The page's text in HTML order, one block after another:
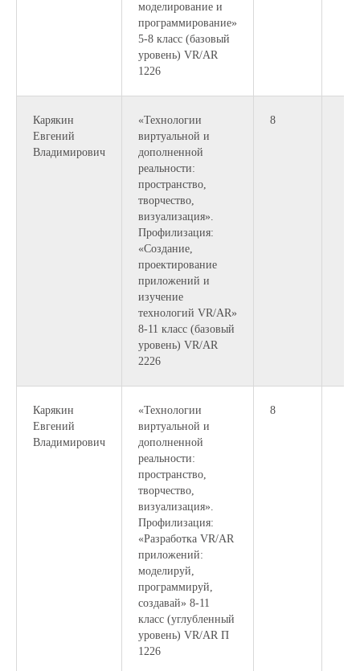
моделирование и
программирование»
5-8 класс (базовый
уровень) VR/AR
1226
Карякин
Евгений
Владимирович
«Технологии
виртуальной и
дополненной
реальности:
пространство,
творчество,
визуализация».
Профилизация:
«Создание,
проектирование
приложений и
изучение
технологий VR/AR»
8-11 класс (базовый
уровень) VR/AR
2226
8
Карякин
Евгений
Владимирович
«Технологии
виртуальной и
дополненной
реальности:
пространство,
творчество,
визуализация».
Профилизация:
«Разработка VR/AR
приложений:
моделируй,
программируй,
создавай» 8-11
класс (углубленный
уровень) VR/AR П
1226
8